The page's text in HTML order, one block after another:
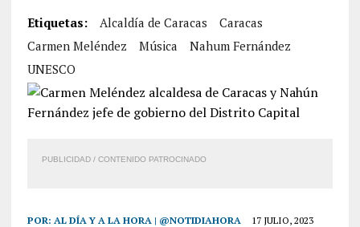
Etiquetas: Alcaldía de Caracas
Caracas
Carmen Meléndez
Música
Nahum Fernández
UNESCO
PUBLICIDAD / CONTENIDO PATROCINADO
POR: AL DÍA Y A LA HORA | @NOTIDIAHORA 17 JULIO, 2023